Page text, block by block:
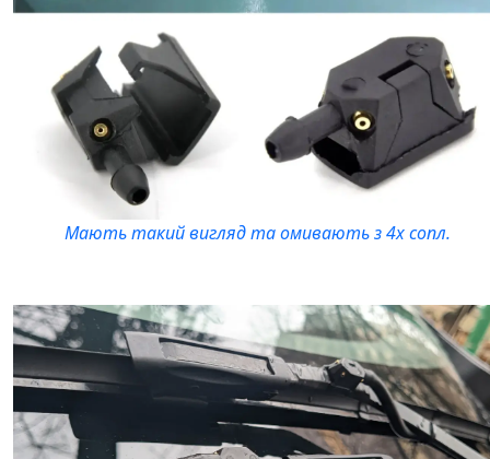
Мають такий вигляд та омивають з 4х сопл.